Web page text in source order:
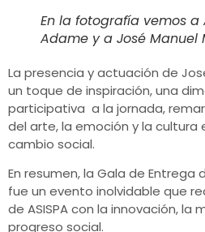
En la fotografía vemos a
Adame y a José Manuel
La presencia y actuación de
un toque de inspiración, una
participativa a la jornada,
del arte, la emoción y la cultura
cambio social.
En resumen, la Gala de Entrega
fue un evento inolvidable que
de ASISPA con la innovación, la
progreso social.